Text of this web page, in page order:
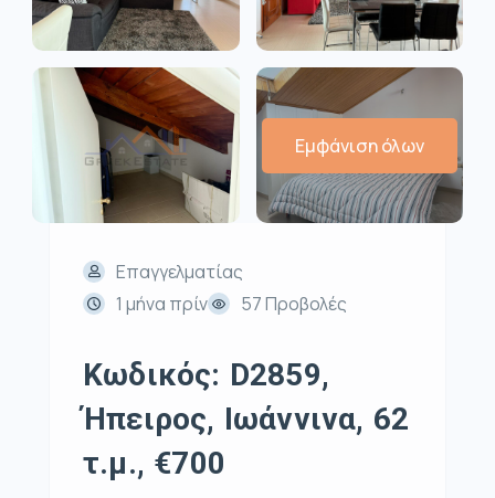
Εμφάνιση όλων
Επαγγελματίας
1 μήνα πρίν
57 Προβολές
Κωδικός: D2859,
Ήπειρος, Ιωάννινα, 62
τ.μ., €700